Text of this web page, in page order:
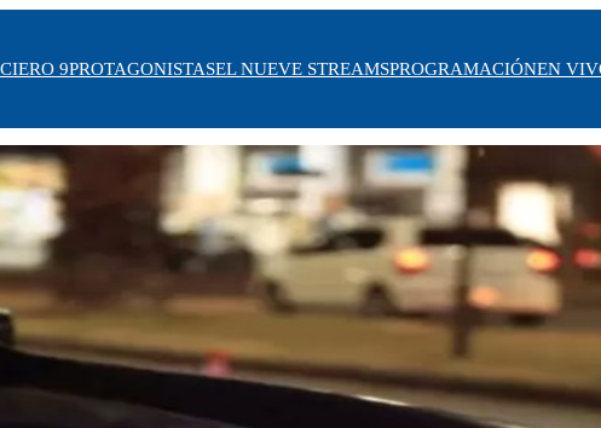
9PROTAGONISTASEL NUEVE STREAMSPROGRAMACIÓNEN